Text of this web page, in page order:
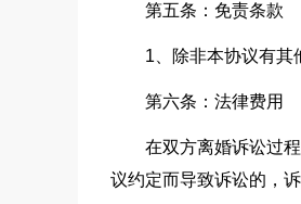
第五条：免责条款
1、除非本协议有其
第六条：法律费用
在双方离婚诉讼过
议约定而导致诉讼的，